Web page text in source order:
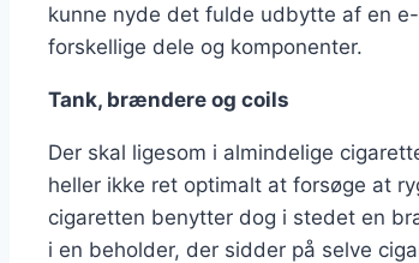
kunne nyde det fulde udbytte af en
forskellige dele og komponenter.
Tank, brændere og coils
Der skal ligesom i almindelige
heller ikke ret optimalt at forsøge at
cigaretten benytter dog i stedet en
i en beholder, der sidder på selve